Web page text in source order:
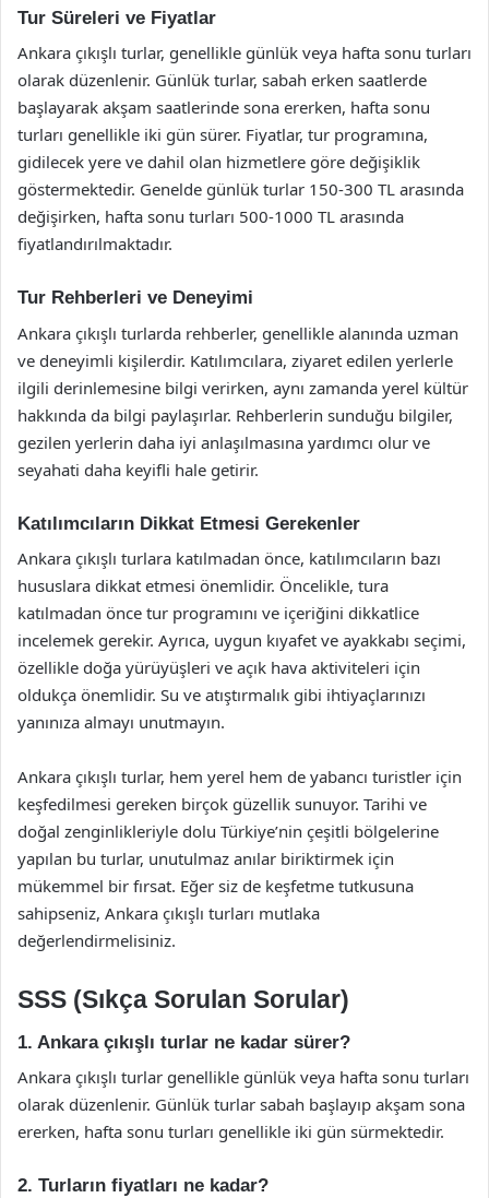
Tur Süreleri ve Fiyatlar
Ankara çıkışlı turlar, genellikle günlük veya hafta sonu turları
olarak düzenlenir. Günlük turlar, sabah erken saatlerde
başlayarak akşam saatlerinde sona ererken, hafta sonu
turları genellikle iki gün sürer. Fiyatlar, tur programına,
gidilecek yere ve dahil olan hizmetlere göre değişiklik
göstermektedir. Genelde günlük turlar 150-300 TL arasında
değişirken, hafta sonu turları 500-1000 TL arasında
fiyatlandırılmaktadır.
Tur Rehberleri ve Deneyimi
Ankara çıkışlı turlarda rehberler, genellikle alanında uzman
ve deneyimli kişilerdir. Katılımcılara, ziyaret edilen yerlerle
ilgili derinlemesine bilgi verirken, aynı zamanda yerel kültür
hakkında da bilgi paylaşırlar. Rehberlerin sunduğu bilgiler,
gezilen yerlerin daha iyi anlaşılmasına yardımcı olur ve
seyahati daha keyifli hale getirir.
Katılımcıların Dikkat Etmesi Gerekenler
Ankara çıkışlı turlara katılmadan önce, katılımcıların bazı
hususlara dikkat etmesi önemlidir. Öncelikle, tura
katılmadan önce tur programını ve içeriğini dikkatlice
incelemek gerekir. Ayrıca, uygun kıyafet ve ayakkabı seçimi,
özellikle doğa yürüyüşleri ve açık hava aktiviteleri için
oldukça önemlidir. Su ve atıştırmalık gibi ihtiyaçlarınızı
yanınıza almayı unutmayın.
Ankara çıkışlı turlar, hem yerel hem de yabancı turistler için
keşfedilmesi gereken birçok güzellik sunuyor. Tarihi ve
doğal zenginlikleriyle dolu Türkiye’nin çeşitli bölgelerine
yapılan bu turlar, unutulmaz anılar biriktirmek için
mükemmel bir fırsat. Eğer siz de keşfetme tutkusuna
sahipseniz, Ankara çıkışlı turları mutlaka
değerlendirmelisiniz.
SSS (Sıkça Sorulan Sorular)
1. Ankara çıkışlı turlar ne kadar sürer?
Ankara çıkışlı turlar genellikle günlük veya hafta sonu turları
olarak düzenlenir. Günlük turlar sabah başlayıp akşam sona
ererken, hafta sonu turları genellikle iki gün sürmektedir.
2. Turların fiyatları ne kadar?